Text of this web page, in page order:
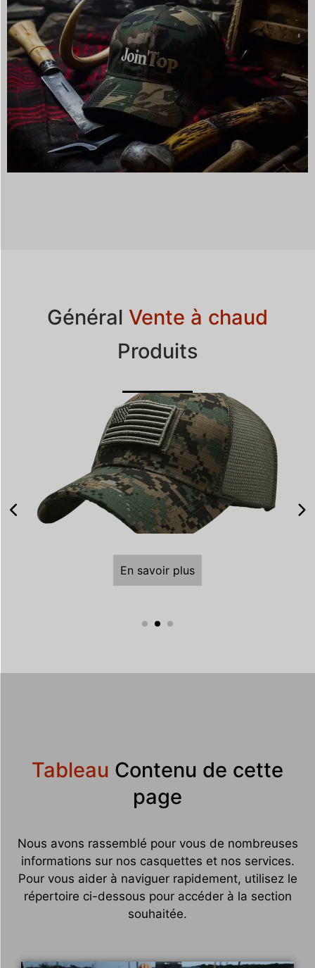
Général Vente à chaud
Produits
En savoir plus
Tableau Contenu de cette
page
Nous avons rassemblé pour vous de nombreuses
informations sur nos casquettes et nos services.
Pour vous aider à naviguer rapidement, utilisez le
répertoire ci-dessous pour accéder à la section
souhaitée.